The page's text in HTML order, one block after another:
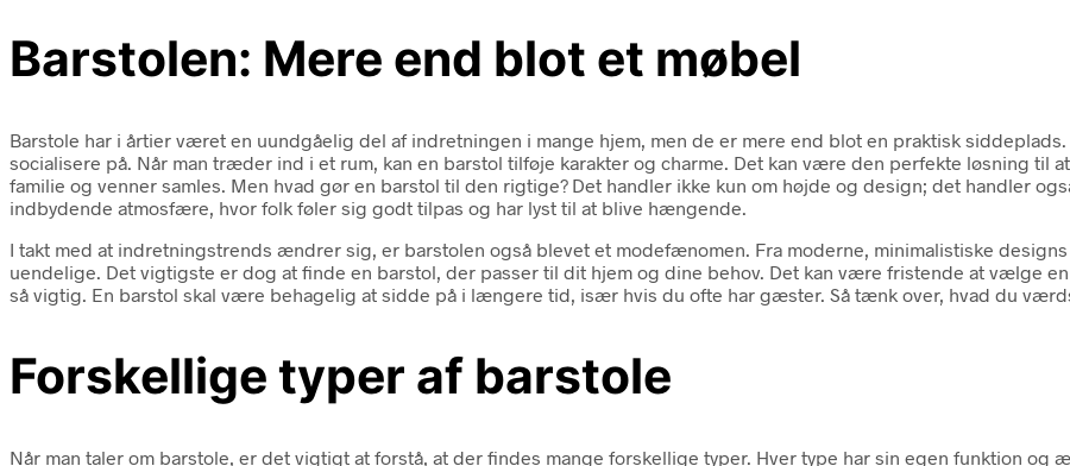
Barstolen: Mere end blot et møbel
Barstole har i årtier været en uundgåelig del af indretningen i mange hjem, men de er mere end blot en praktisk
socialisere på. Når man træder ind i et rum, kan en barstol tilføje karakter og charme. Det kan være den perfekte løsning til
familie og venner samles. Men hvad gør en barstol til den rigtige? Det handler ikke kun om højde og design; det handler
indbydende atmosfære, hvor folk føler sig godt tilpas og har lyst til at blive hængende.
I takt med at indretningstrends ændrer sig, er barstolen også blevet et modefænomen. Fra moderne, minimalistiske
uendelige. Det vigtigste er dog at finde en barstol, der passer til dit hjem og dine behov. Det kan være fristende at vælge
så vigtig. En barstol skal være behagelig at sidde på i længere tid, især hvis du ofte har gæster. Så tænk over, hvad du
Forskellige typer af barstole
Når man taler om barstole, er det vigtigt at forstå, at der findes mange forskellige typer. Hver type har sin egen funktion